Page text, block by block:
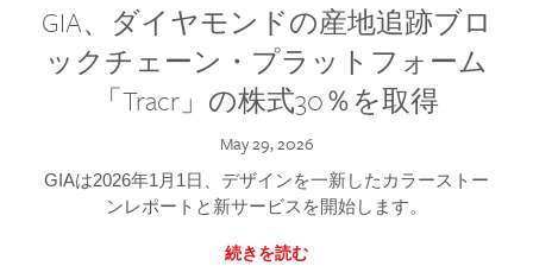
GIA、ダイヤモンドの産地追跡ブロ
ックチェーン・プラットフォーム
「Tracr」の株式30％を取得
May 29, 2026
GIAは2026年1月1日、デザインを一新したカラーストー
ンレポートと新サービスを開始します。
続きを読む